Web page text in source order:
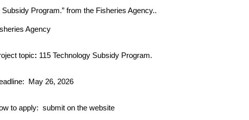
Program.” from the Fisheries Agency..
Agency
topic: 115 Technology Subsidy Program.
May 26, 2026
to apply: submit on the website